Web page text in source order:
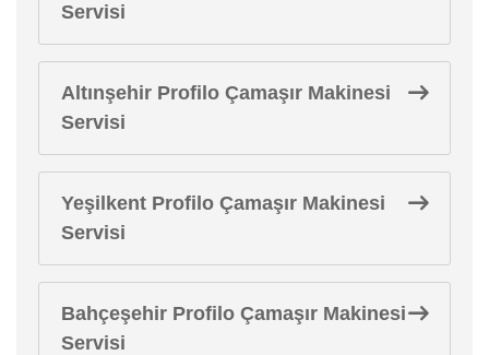
Servisi
Altınşehir Profilo Çamaşır Makinesi
Servisi
Yeşilkent Profilo Çamaşır Makinesi
Servisi
Bahçeşehir Profilo Çamaşır Makinesi
Servisi